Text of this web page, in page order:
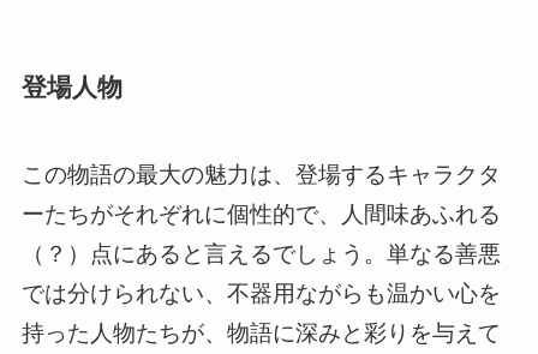
登場人物
この物語の最大の魅力は、登場するキャラクタ
ーたちがそれぞれに個性的で、人間味あふれる
（？）点にあると言えるでしょう。単なる善悪
では分けられない、不器用ながらも温かい心を
持った人物たちが、物語に深みと彩りを与えて